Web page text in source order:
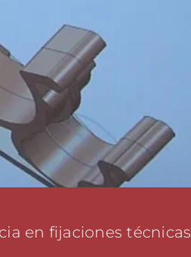
en fijaciones técnicas